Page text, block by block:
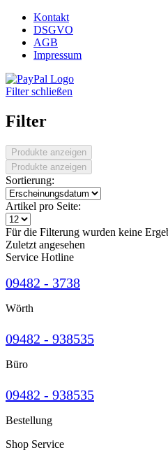
Kontakt
DSGVO
AGB
Impressum
Filter schließen
Filter
Produkte anzeigen
Produkte anzeigen
Sortierung:
Artikel pro Seite:
Für die Filterung wurden keine
Zuletzt angesehen
Service Hotline
09482 - 3738
Wörth
09482 - 938535
Büro
09482 - 938535
Bestellung
Shop Service